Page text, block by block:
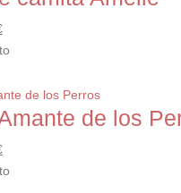
El
precio
es:
33,15€.
de los
El
precio